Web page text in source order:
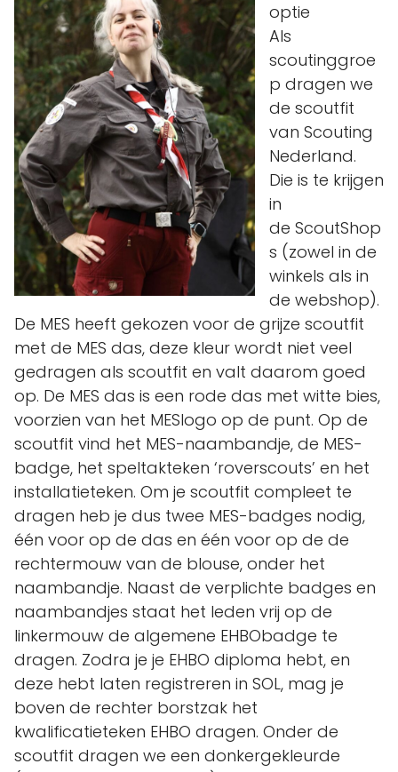
optie
Als
scoutinggroe
p dragen we
de scoutfit
van Scouting
Nederland.
Die is te krijgen
in
de ScoutShop
s (zowel in de
winkels als in
de webshop).
De MES heeft gekozen voor de grijze scoutfit
met de MES das, deze kleur wordt niet veel
gedragen als scoutfit en valt daarom goed
op. De MES das is een rode das met witte bies,
voorzien van het MESlogo op de punt. Op de
scoutfit vind het MES-naambandje, de MES-
badge, het speltakteken ‘roverscouts’ en het
installatieteken. Om je scoutfit compleet te
dragen heb je dus twee MES-badges nodig,
één voor op de das en één voor op de de
rechtermouw van de blouse, onder het
naambandje. Naast de verplichte badges en
naambandjes staat het leden vrij op de
linkermouw de algemene EHBObadge te
dragen. Zodra je je EHBO diploma hebt, en
deze hebt laten registreren in SOL, mag je
boven de rechter borstzak het
kwalificatieteken EHBO dragen. Onder de
scoutfit dragen we een donkergekleurde